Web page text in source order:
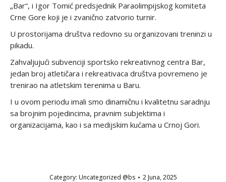
„Bar“, i Igor Tomić predsjednik Paraolimpijskog komiteta
Crne Gore koji je i zvanično zatvorio turnir.
U prostorijama društva redovno su organizovani treninzi u
pikadu.
Zahvaljujući subvenciji sportsko rekreativnog centra Bar,
jedan broj atletičara i rekreativaca društva povremeno je
trenirao na atletskim terenima u Baru.
I u ovom periodu imali smo dinamičnu i kvalitetnu saradnju
sa brojnim pojedincima, pravnim subjektima i
organizacijama, kao i sa medijskim kućama u Crnoj Gori.
Category: Uncategorized @bs 2 Juna, 2025